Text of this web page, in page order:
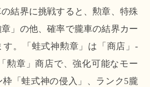
結界に挑戦すると、勲章、特殊
」の他、確率で朧車の結界カー
す。「蛙式神勲章」は「商店」-
勲章」商店で、強化可能なモー
枠「蛙式神の侵入」、ランク5朧